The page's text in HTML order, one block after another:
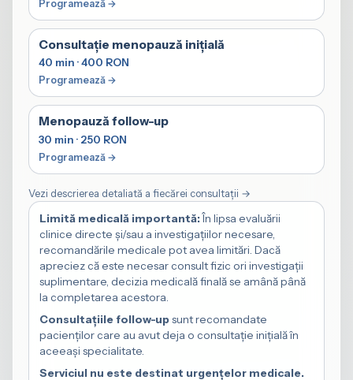
Consultație menopauză inițială
40 min · 400 RON
Menopauză follow-up
30 min · 250 RON
Vezi descrierea detaliată a fiecărei consultații →
Limită medicală importantă:În lipsa evaluării
clinice directe și/sau a investigațiilor necesare,
recomandările medicale pot avea limitări. Dacă
apreciez că este necesar consult fizic ori investigații
suplimentare, decizia medicală finală se amână până
la completarea acestora.
Consultațiile follow-up sunt recomandate
pacienților care au avut deja o consultație inițială în
aceeași specialitate.
Serviciul nu este destinat urgențelor medicale.